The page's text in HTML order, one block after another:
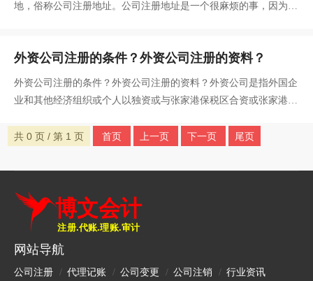
地，俗称公司注册地址。公司注册地址是一个很麻烦的事，因为有
外资公司注册的条件？外资公司注册的资料？
外资公司注册的条件？外资公司注册的资料？外资公司是指外国企
业和其他经济组织或个人以独资或与张家港保税区合资或张家港保
责任的企业法人。
共 0 页 / 第 1 页 首页 上一页 下一页 尾页
网站导航
公司注册 代理记账 公司变更 公司注销 行业资讯